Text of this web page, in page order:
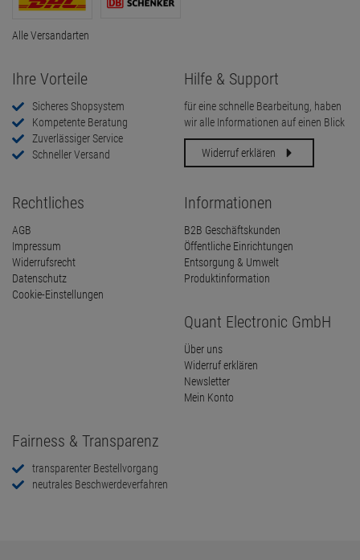
Alle Versandarten
Ihre Vorteile
Sicheres Shopsystem
Kompetente Beratung
Zuverlässiger Service
Schneller Versand
Hilfe & Support
für eine schnelle Bearbeitung, haben
wir alle Informationen auf einen Blick
Widerruf erklären
Rechtliches
AGB
Impressum
Widerrufsrecht
Datenschutz
Cookie-Einstellungen
Informationen
B2B Geschäftskunden
Öffentliche Einrichtungen
Entsorgung & Umwelt
Produktinformation
Quant Electronic GmbH
Über uns
Widerruf erklären
Newsletter
Mein Konto
Fairness & Transparenz
transparenter Bestellvorgang
neutrales Beschwerdeverfahren